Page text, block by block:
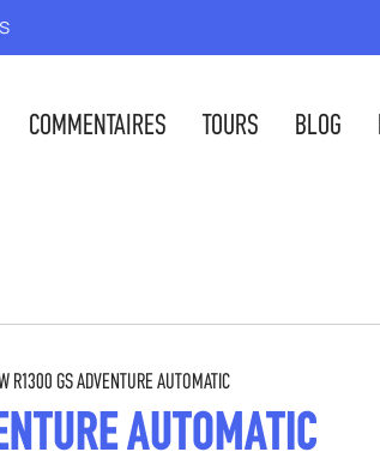
COMMENTAIRES TOURS BLOG
R1300 GS ADVENTURE AUTOMATIC
AUTOMATIC